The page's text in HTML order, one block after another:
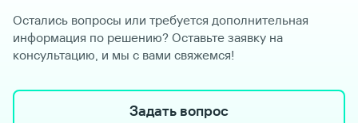
Остались вопросы или требуется дополнительная
информация по решению? Оставьте заявку на
консультацию, и мы с вами свяжемся!
Задать вопрос